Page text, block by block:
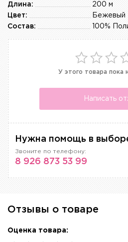
200 м
Длина:
Бежевый
Цвет:
100%
Состав:
У этого товара пока
Написать
Нужна помощь в
Звоните по телефону:
8 926 873 53 99
Отзывы о товаре
Оценка товара: